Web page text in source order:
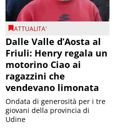
ATTUALITA'
Dalle Valle d’Aosta al
Friuli: Henry regala un
motorino Ciao ai
ragazzini che
vendevano limonata
Ondata di generosità per i tre
giovani della provincia di
Udine